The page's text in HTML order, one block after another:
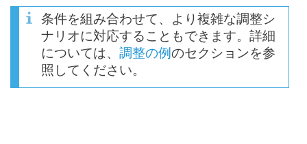
条件を組み合わせて、より複雑な調整シ
ナリオに対応することもできます。詳細
については、 調整の例のセクションを参
照してください。